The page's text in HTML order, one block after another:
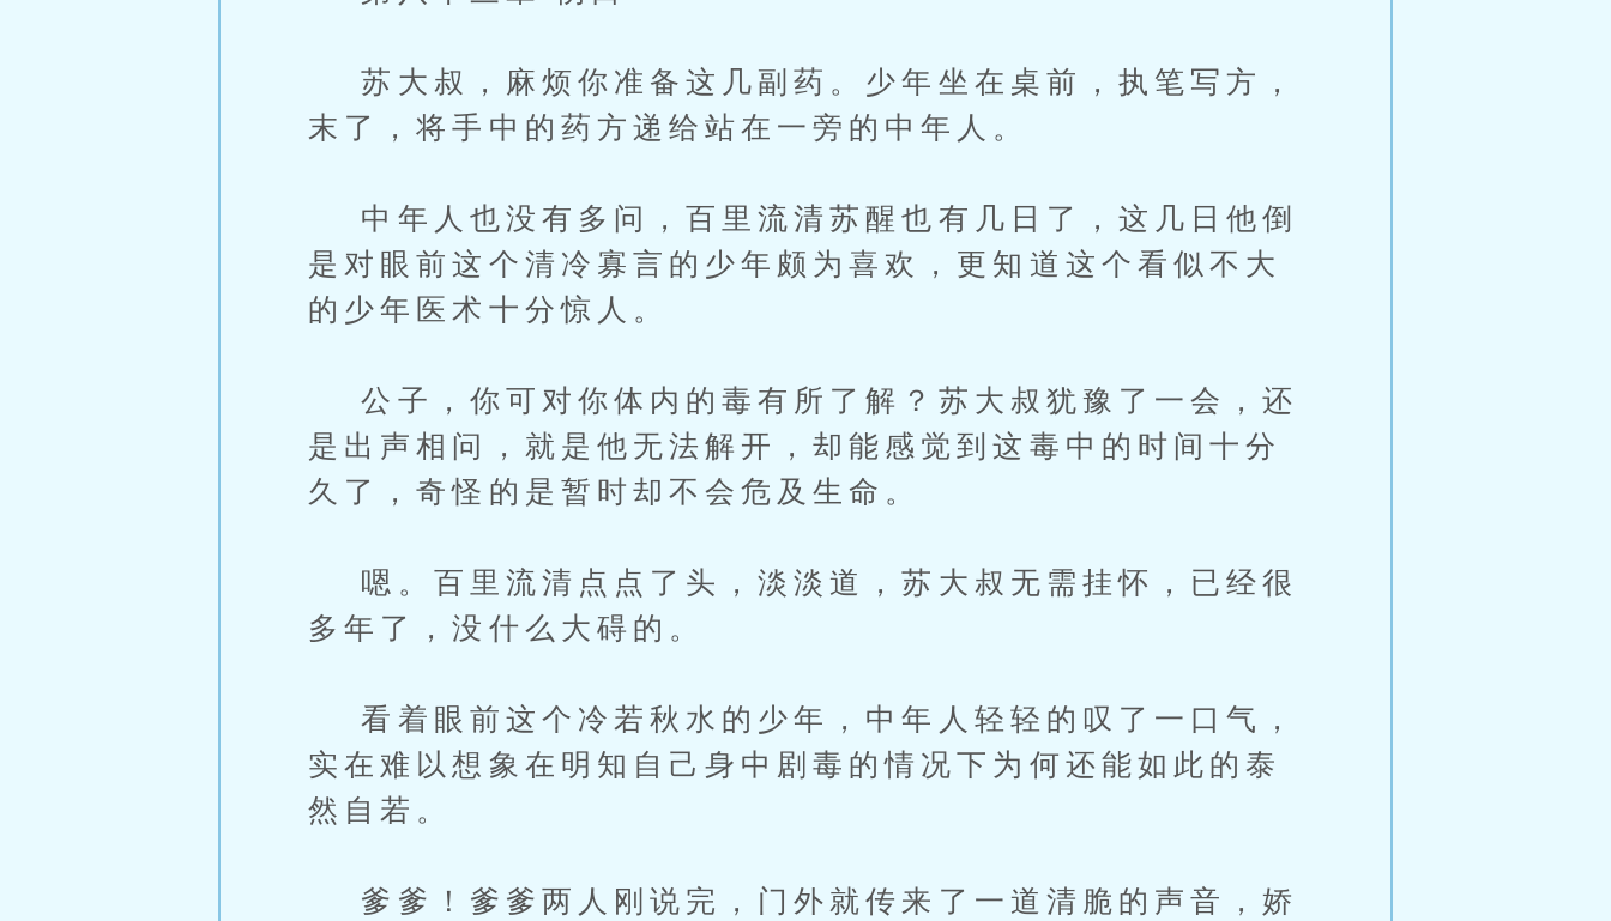
苏大叔，麻烦你准备这几副药。少年坐在桌前，执笔写方，
末了，将手中的药方递给站在一旁的中年人。
中年人也没有多问，百里流清苏醒也有几日了，这几日他倒
是对眼前这个清冷寡言的少年颇为喜欢，更知道这个看似不大
的少年医术十分惊人。
公子，你可对你体内的毒有所了解？苏大叔犹豫了一会，还
是出声相问，就是他无法解开，却能感觉到这毒中的时间十分
久了，奇怪的是暂时却不会危及生命。
嗯。百里流清点点了头，淡淡道，苏大叔无需挂怀，已经很
多年了，没什么大碍的。
看着眼前这个冷若秋水的少年，中年人轻轻的叹了一口气，
实在难以想象在明知自己身中剧毒的情况下为何还能如此的泰
然自若。
爹爹！爹爹两人刚说完，门外就传来了一道清脆的声音，娇